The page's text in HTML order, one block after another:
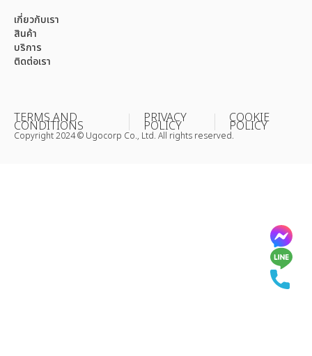
เกี่ยวกับเรา
สินค้า
บริการ
ติดต่อเรา
TERMS AND
CONDITIONS PRIVACY
POLICY COOKIE
POLICY
Copyright 2024 © Ugocorp Co., Ltd. All rights reserved.